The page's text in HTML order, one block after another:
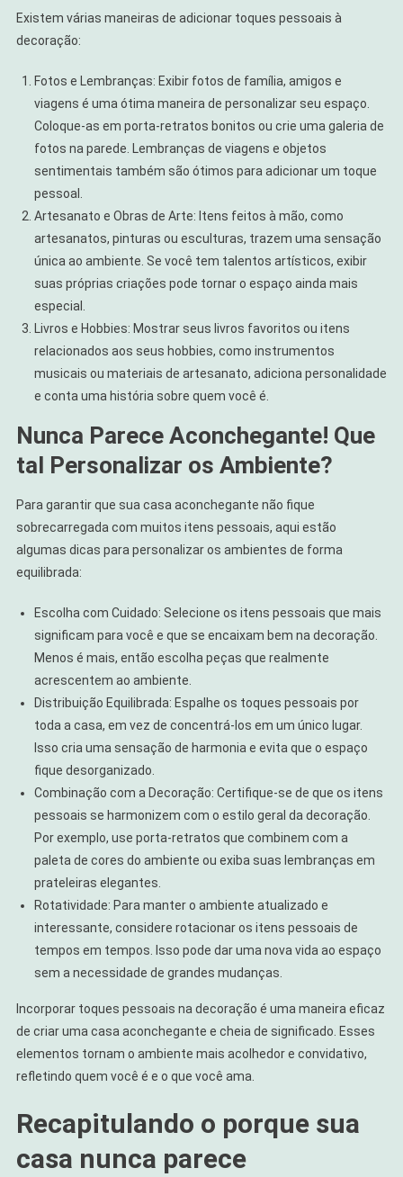
Existem várias maneiras de adicionar toques pessoais à
decoração:
Fotos e Lembranças: Exibir fotos de família, amigos e
viagens é uma ótima maneira de personalizar seu espaço.
Coloque-as em porta-retratos bonitos ou crie uma galeria de
fotos na parede. Lembranças de viagens e objetos
sentimentais também são ótimos para adicionar um toque
pessoal.
Artesanato e Obras de Arte: Itens feitos à mão, como
artesanatos, pinturas ou esculturas, trazem uma sensação
única ao ambiente. Se você tem talentos artísticos, exibir
suas próprias criações pode tornar o espaço ainda mais
especial.
Livros e Hobbies: Mostrar seus livros favoritos ou itens
relacionados aos seus hobbies, como instrumentos
musicais ou materiais de artesanato, adiciona personalidade
e conta uma história sobre quem você é.
Nunca Parece Aconchegante! Que
tal Personalizar os Ambiente?
Para garantir que sua casa aconchegante não fique
sobrecarregada com muitos itens pessoais, aqui estão
algumas dicas para personalizar os ambientes de forma
equilibrada:
Escolha com Cuidado: Selecione os itens pessoais que mais
significam para você e que se encaixam bem na decoração.
Menos é mais, então escolha peças que realmente
acrescentem ao ambiente.
Distribuição Equilibrada: Espalhe os toques pessoais por
toda a casa, em vez de concentrá-los em um único lugar.
Isso cria uma sensação de harmonia e evita que o espaço
fique desorganizado.
Combinação com a Decoração: Certifique-se de que os itens
pessoais se harmonizem com o estilo geral da decoração.
Por exemplo, use porta-retratos que combinem com a
paleta de cores do ambiente ou exiba suas lembranças em
prateleiras elegantes.
Rotatividade: Para manter o ambiente atualizado e
interessante, considere rotacionar os itens pessoais de
tempos em tempos. Isso pode dar uma nova vida ao espaço
sem a necessidade de grandes mudanças.
Incorporar toques pessoais na decoração é uma maneira eficaz
de criar uma casa aconchegante e cheia de significado. Esses
elementos tornam o ambiente mais acolhedor e convidativo,
refletindo quem você é e o que você ama.
Recapitulando o porque sua
casa nunca parece